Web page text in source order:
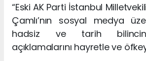
“Eski AK Parti İstanbul
Çamlı’nın sosyal medya
hadsiz ve tarih
açıklamalarını hayretle ve